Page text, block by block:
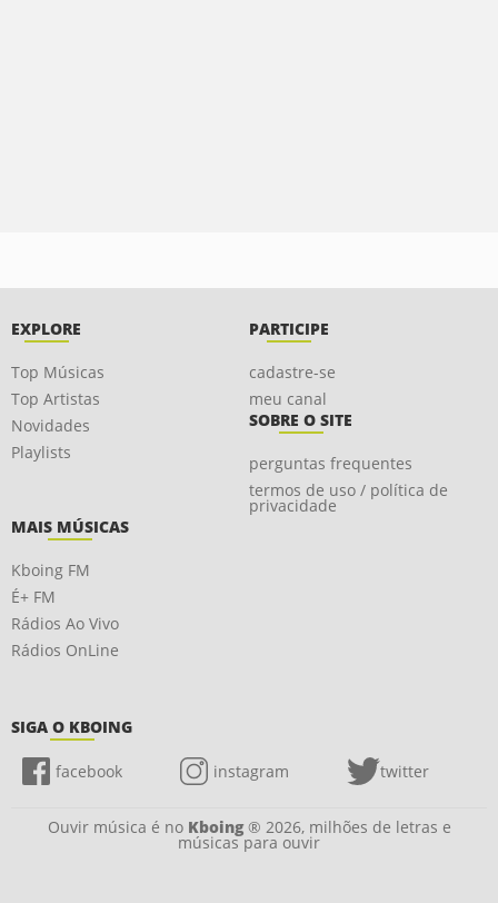
EXPLORE
Top Músicas
Top Artistas
Novidades
Playlists
PARTICIPE
cadastre-se
meu canal
SOBRE O SITE
perguntas frequentes
termos de uso / política de
privacidade
MAIS MÚSICAS
Kboing FM
É+ FM
Rádios Ao Vivo
Rádios OnLine
SIGA O KBOING
facebook instagram twitter
Ouvir música é no Kboing® 2026, milhões de letras e
músicas para ouvir